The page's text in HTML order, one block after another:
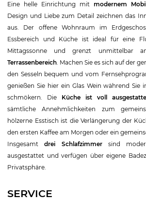
Eine helle Einrichtung mit modernem
Design und Liebe zum Detail zeichnen das
aus. Der offene Wohnraum im
Essbereich und Küche ist ideal für eine
Mittagssonne und grenzt unmittelbar
Terrassenbereich . Machen Sie es sich auf der
den Sesseln bequem und vom
genießen Sie hier ein Glas Wein während Sie
schmökern. Die Küche ist voll
sämtliche Annehmlichkeiten zum
hölzerne Esstisch ist die Verlängerung der
den ersten Kaffee am Morgen oder ein
Insgesamtdrei Schlafzimmersind
ausgestattet und verfügen über eigene
Privatsphäre.
SERVICE